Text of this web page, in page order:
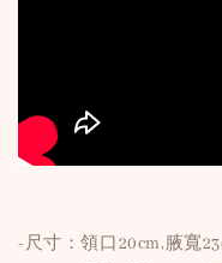
-尺寸：領口20cm,腋寬